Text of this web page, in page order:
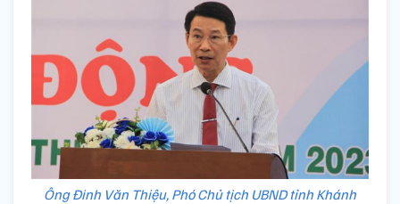
Ông Đinh Văn Thiệu, Phó Chủ tịch UBND tỉnh Khánh